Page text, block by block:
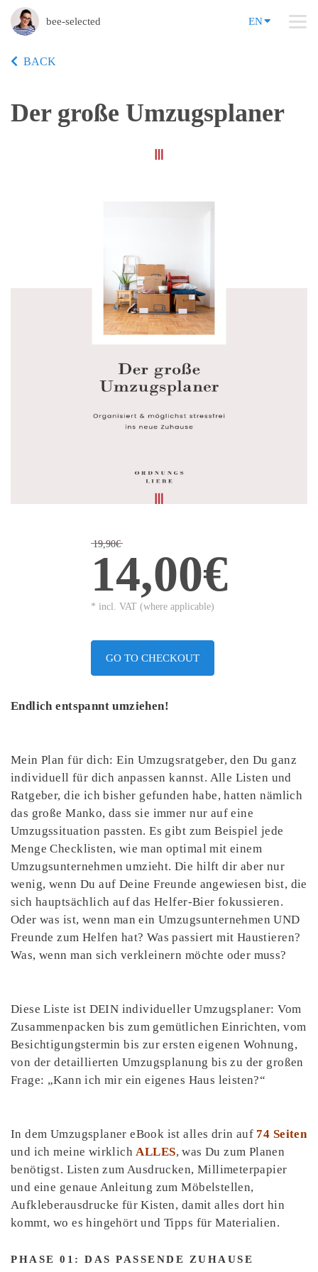
bee-selected EN
BACK
Der große Umzugsplaner
19,90€
14,00€
* incl. VAT (where applicable)
GO TO CHECKOUT
Endlich entspannt umziehen!
Mein Plan für dich: Ein Umzugsratgeber, den Du ganz
individuell für dich anpassen kannst. Alle Listen und
Ratgeber, die ich bisher gefunden habe, hatten nämlich
das große Manko, dass sie immer nur auf eine
Umzugssituation passten. Es gibt zum Beispiel jede
Menge Checklisten, wie man optimal mit einem
Umzugsunternehmen umzieht. Die hilft dir aber nur
wenig, wenn Du auf Deine Freunde angewiesen bist, die
sich hauptsächlich auf das Helfer-Bier fokussieren.
Oder was ist, wenn man ein Umzugsunternehmen UND
Freunde zum Helfen hat? Was passiert mit Haustieren?
Was, wenn man sich verkleinern möchte oder muss?
Diese Liste ist DEIN individueller Umzugsplaner: Vom
Zusammenpacken bis zum gemütlichen Einrichten, vom
Besichtigungstermin bis zur ersten eigenen Wohnung,
von der detaillierten Umzugsplanung bis zu der großen
Frage: „Kann ich mir ein eigenes Haus leisten?“
In dem Umzugsplaner eBook ist alles drin auf 74 Seiten
und ich meine wirklichALLES, was Du zum Planen
benötigst. Listen zum Ausdrucken, Millimeterpapier
und eine genaue Anleitung zum Möbelstellen,
Aufkleberausdrucke für Kisten, damit alles dort hin
kommt, wo es hingehört und Tipps für Materialien.
PHASE 01: DAS PASSENDE ZUHAUSE